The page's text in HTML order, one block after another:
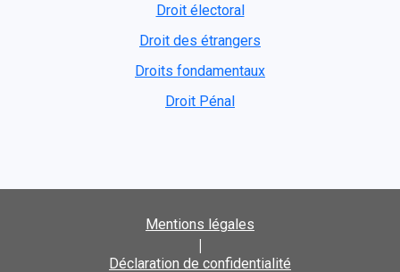
Droit électoral
Droit des étrangers
Droits fondamentaux
Droit Pénal
Mentions légales
|
Déclaration de confidentialité